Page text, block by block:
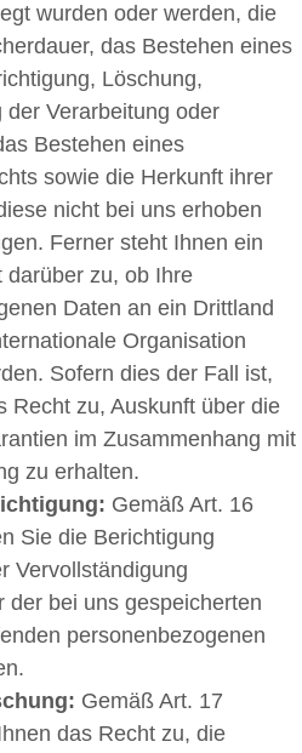
wurden oder werden, die
das Bestehen eines
Löschung,
der Verarbeitung oder
Bestehen eines
sowie die Herkunft ihrer
nicht bei uns erhoben
Ferner steht Ihnen ein
darüber zu, ob Ihre
Daten an ein Drittland
Organisation
Sofern dies der Fall ist,
Recht zu, Auskunft über die
im Zusammenhang mit
zu erhalten.
Gemäß Art. 16
Sie die Berichtigung
Vervollständigung
der bei uns gespeicherten
personenbezogenen
Gemäß Art. 17
das Recht zu, die